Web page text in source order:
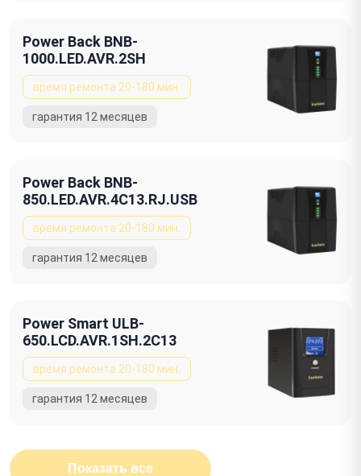
Power Back BNB-
1000.LED.AVR.2SH
Power Back BNB-
850.LED.AVR.4C13.RJ.USB
Power Smart ULB-
650.LCD.AVR.1SH.2C13
Показать все